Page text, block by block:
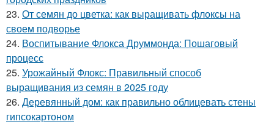
23. От семян до цветка: как выращивать флоксы на
своем подворье
24. Воспитывание Флокса Друммонда: Пошаговый
процесс
25. Урожайный Флокс: Правильный способ
выращивания из семян в 2025 году
26. Деревянный дом: как правильно облицевать стены
гипсокартоном